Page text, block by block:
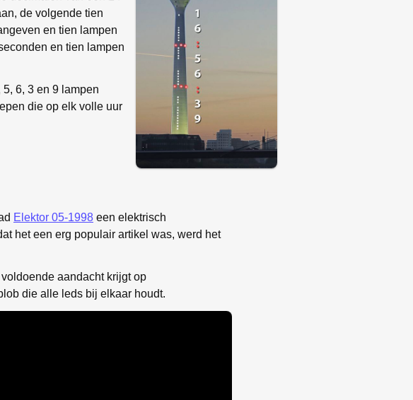
de volgende tien
en tien lampen
en tien lampen
6, 3 en 9 lampen
die op elk volle uur
Elektor 05-1998 een elektrisch
het een erg populair artikel was, werd het
aandacht krijgt op
die alle leds bij elkaar houdt.